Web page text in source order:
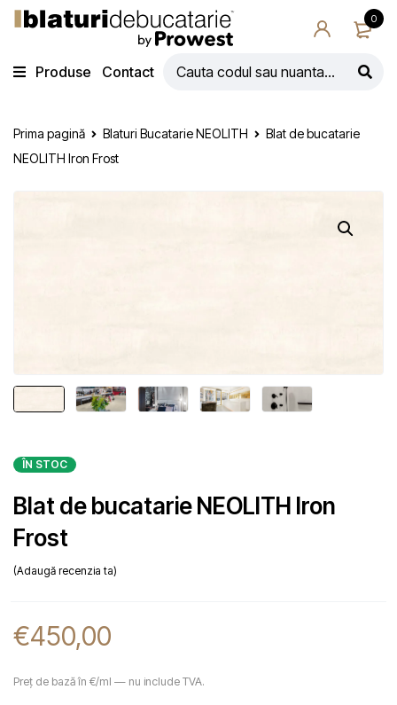
0
Produse Contact
Prima pagină Blaturi Bucatarie NEOLITH
Blat de bucatarie
NEOLITH Iron Frost
ÎN STOC
Blat de bucatarie NEOLITH Iron
Frost
Adaugă recenzia ta
€450,00
Preț de bază în €/ml — nu include TVA.